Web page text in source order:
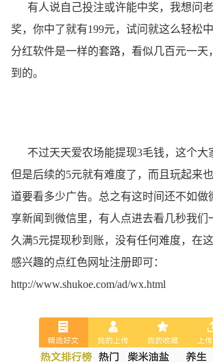
有人说自己投注或许能中奖，我想问
奖，你中了就有199元，试问就这么轻松
分红软件是一样的套路，看似几百元一天
到的。
不过天天爱农场能提现3毛钱，这个大
但是后续的5元就有难度了，而且玩起来
道要看多少广告。总之有这时间还不如做
享新闻到微信里，有人点进去看几秒我们
久满5元提现秒到账，没有任何难度，在
感兴趣的点红色网址注册即可：
http://www.shukoe.com/ad/wx.html